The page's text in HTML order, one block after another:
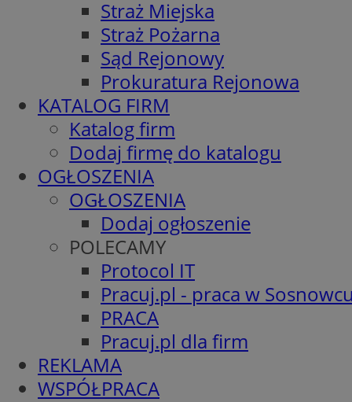
Straż Miejska
Straż Pożarna
Sąd Rejonowy
Prokuratura Rejonowa
KATALOG FIRM
Katalog firm
Dodaj firmę do katalogu
OGŁOSZENIA
OGŁOSZENIA
Dodaj ogłoszenie
POLECAMY
Protocol IT
Pracuj.pl - praca w
PRACA
Pracuj.pl dla firm
REKLAMA
WSPÓŁPRACA